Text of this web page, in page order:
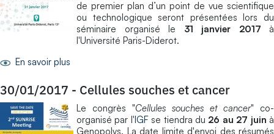
de premier plan d’un point de vue scientifique
ou technologique seront présentées lors du
séminaire organisé le 31 janvier 2017 à
l'Université Paris-Diderot.
En savoir plus
30/01/2017 - Cellules souches et cancer
Le congrès "Cellules souches et cancer" co-
organisé par l'IGFse tiendra du 26 au 27 juin à
Genopolys. La date limite d'envoi des résumés